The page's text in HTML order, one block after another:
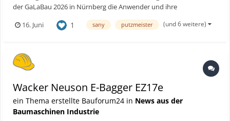
der GaLaBau 2026 in Nürnberg die Anwender und ihre
Unternehmen neue Maschinen, eine erweiterte Produktpalette
16. Juni 1 sany putzmeister (und 6 weitere)
Wacker Neuson E-Bagger EZ17e
ein Thema erstellte Bauforum24 in News aus der
Baumaschinen Industrie